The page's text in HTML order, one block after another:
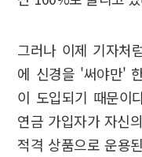
그러나 이제 기자처
에 신경을 '써야만'
이 도입되기 때문이
연금 가입자가 자신
적격 상품으로 운용